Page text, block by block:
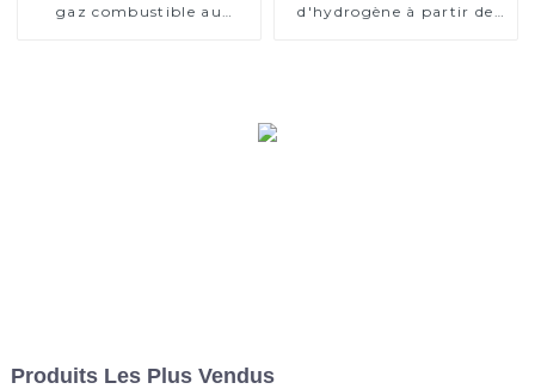
gaz combustible au
d'hydrogène à partir de
Produits Les Plus Vendus